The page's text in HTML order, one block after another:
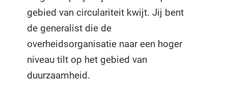
gebied van circulariteit kwijt. Jij bent
de generalist die de
overheidsorganisatie naar een hoger
niveau tilt op het gebied van
duurzaamheid.